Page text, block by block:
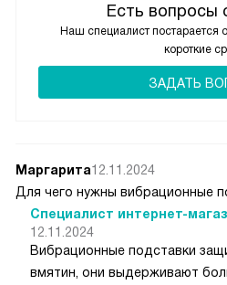
Есть вопросы
Наш специалист постарается
короткие
ЗАДАТЬ
Маргарита12.11.2024
Для чего нужны вибрационные
Специалист интернет-
12.11.2024
Вибрационные подставки
вмятин, они выдерживают